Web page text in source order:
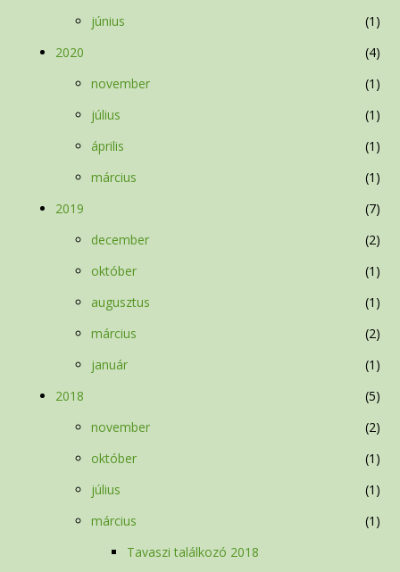
június
1
2020
4
november
1
július
1
április
1
március
1
2019
7
december
2
október
1
augusztus
1
március
2
január
1
2018
5
november
2
október
1
július
1
március
1
Tavaszi találkozó 2018